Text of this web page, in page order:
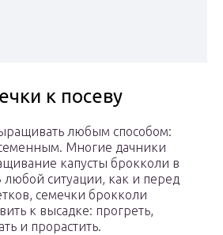
к посеву
любым способом:
Многие дачники
капусты брокколи в
ситуации, как и перед
семечки брокколи
к высадке: прогреть,
и прорастить.